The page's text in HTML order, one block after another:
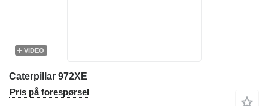
VIDEO
Caterpillar 972XE
Pris på forespørsel